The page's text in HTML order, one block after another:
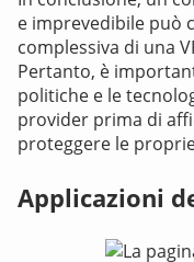
e imprevedibile può
complessiva di una
Pertanto, è
politiche e le
provider prima di
proteggere le
Applicazioni